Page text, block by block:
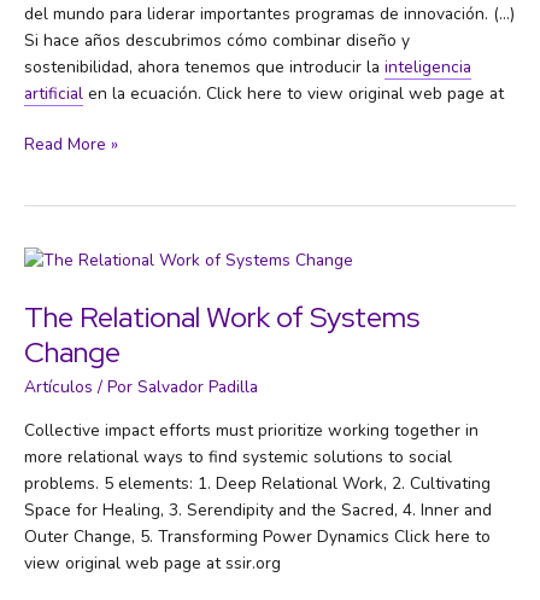
del mundo para liderar importantes programas de innovación. (…)
Si hace años descubrimos cómo combinar diseño y
sostenibilidad, ahora tenemos que introducir la inteligencia
artificial en la ecuación. Click here to view original web page at
«El
si
para
ser
compatible
con
futuro
sostenible»
Read More »
The Relational Work of Systems
Change
Artículos / Por Salvador Padilla
Collective impact efforts must prioritize working together in
more relational ways to find systemic solutions to social
problems. 5 elements: 1. Deep Relational Work, 2. Cultivating
Space for Healing, 3. Serendipity and the Sacred, 4. Inner and
Outer Change, 5. Transforming Power Dynamics Click here to
view original web page at ssir.org